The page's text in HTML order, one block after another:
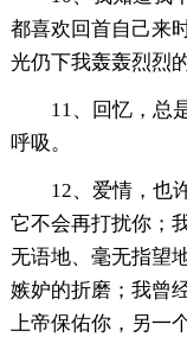
都喜欢回首自己来
光仍下我轰轰烈烈
11、回忆，总
呼吸。
12、爱情，也
它不会再打扰你；
无语地、毫无指望
嫉妒的折磨；我曾
上帝保佑你，另一